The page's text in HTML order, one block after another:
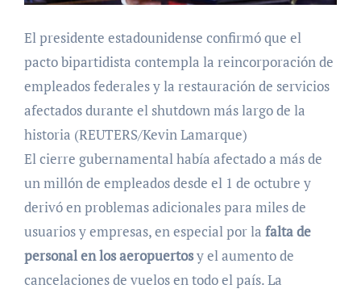
El presidente estadounidense confirmó que el
pacto bipartidista contempla la reincorporación de
empleados federales y la restauración de servicios
afectados durante el shutdown más largo de la
historia (REUTERS/Kevin Lamarque)
El cierre gubernamental había afectado a más de
un millón de empleados desde el 1 de octubre y
derivó en problemas adicionales para miles de
usuarios y empresas, en especial por la falta de
personal en los aeropuertosy el aumento de
cancelaciones de vuelos en todo el país. La